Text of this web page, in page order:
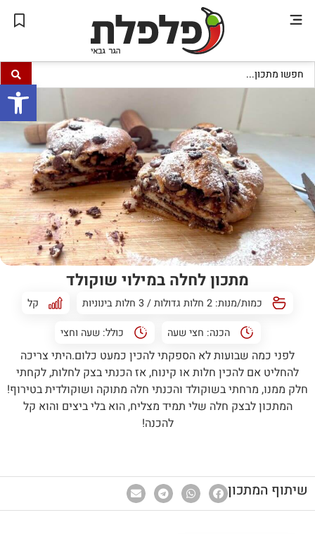
פתח
מתכון לחלה במילוי שוקולד
כמות/מנות: 2 חלות גדולות / 3 חלות בינוניות
קל
הכנה: חצי שעה כולל: שעה וחצי
לפני כמה שבועות לא הספקתי להכין כמעט כלום.היתי צריכה
להחליט אם להכין חלות או קינוח, אז הכנתי בצק לחלות, לקחתי
חלק ממנו, מרחתי בשוקולד והכנתי חלה מתוקה ושוקולדית בטירוף!
המתכון לבצק חלה שלי תמיד מצליח, הוא בלי ביצים והוא קל
להכנה!
שיתוף המתכון